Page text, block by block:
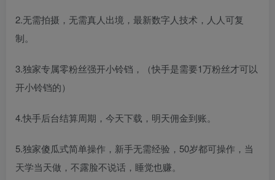
2.无需拍摄，无需真人出境，最新数字人技术，人人可复
制。
3.独家专属零粉丝强开小铃铛，（快手是需要1万粉丝才可以
开小铃铛的）
4.快手后台结算周期，今天下载，明天佣金到账。
5.独家傻瓜式简单操作，新手无需经验，50岁都可操作，当
天学当天做，不露脸不说话，睡觉也赚。